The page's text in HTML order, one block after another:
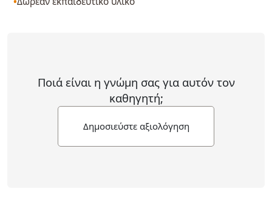
Ποιά είναι η γνώμη σας για αυτόν τον
καθηγητή;
Δημοσιεύστε αξιολόγηση